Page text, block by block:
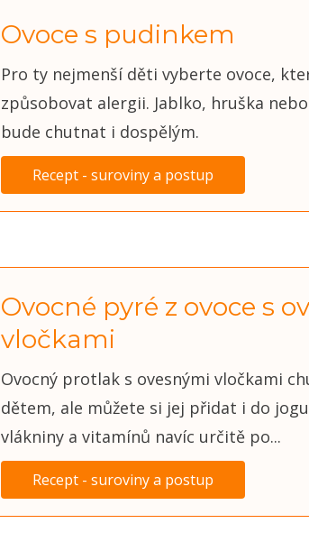
Ovoce s pudinkem
Pro ty nejmenší děti vyberte ovoce,
způsobovat alergii. Jablko, hruška
bude chutnat i dospělým.
Recept - suroviny a postup
Ovocné pyré z ovoce s
vločkami
Ovocný protlak s ovesnými vločkami
dětem, ale můžete si jej přidat i do
vlákniny a vitamínů navíc určitě po...
Recept - suroviny a postup